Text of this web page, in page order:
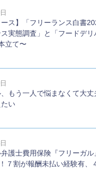
ース】「フリーランス白書
ス実態調査」と「フードデ
⽴て〜
もう一人で悩まなくて大
い
護士費用保険『フリーガル
７割が報酬未払い経験有、